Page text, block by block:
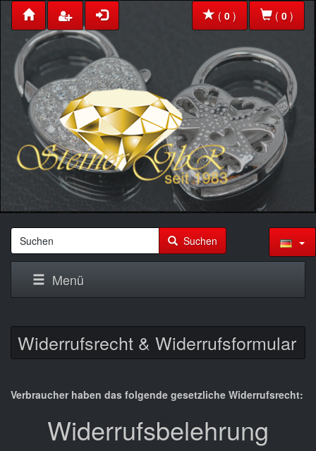
( 0 ) ( 0 )
Suchen
Menü
Widerrufsrecht & Widerrufsformular
Verbraucher haben das folgende gesetzliche Widerrufsrecht:
Widerrufsbelehrung